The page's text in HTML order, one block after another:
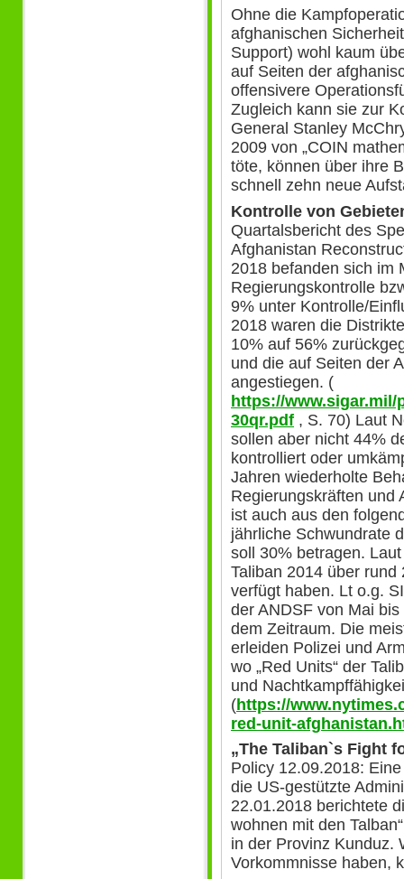
Ohne die
afghanischen
Support) wohl kaum
auf Seiten der
offensivere
Zugleich kann sie zur
General Stanley
2009 von „COIN
töte, können über ihre
schnell zehn neue
Kontrolle von
Quartalsbericht des
Afghanistan
2018 befanden sich im
Regierungskontrolle
9% unter Kontrolle/
2018 waren die
10% auf 56%
und die auf Seiten der
angestiegen. (
https://www.sigar.mil/
30qr.pdf , S. 70) Laut
sollen aber nicht 44%
kontrolliert oder
Jahren wiederholte
Regierungskräften und
ist auch aus den
jährliche Schwundrate
soll 30% betragen.
Taliban 2014 über
verfügt haben. Lt o.g.
der ANDSF von Mai
dem Zeitraum. Die
erleiden Polizei und
wo „Red Units“ der
und
(https://
red-unit-
„The Taliban`s Fight
Policy 12.09.2018:
die US-gestützte
22.01.2018 berichtete
wohnen mit den
in der Provinz Kunduz.
Vorkommnisse haben,